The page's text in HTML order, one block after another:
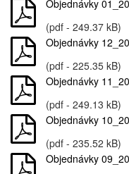
Objednávky
(pdf - 249.37 kB)
Objednávky
(pdf - 225.35 kB)
Objednávky
(pdf - 249.13 kB)
Objednávky
(pdf - 235.52 kB)
Objednávky